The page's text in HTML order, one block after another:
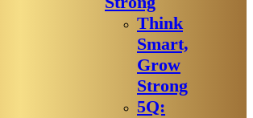
Think
Smart,
Grow
Strong
5Q: